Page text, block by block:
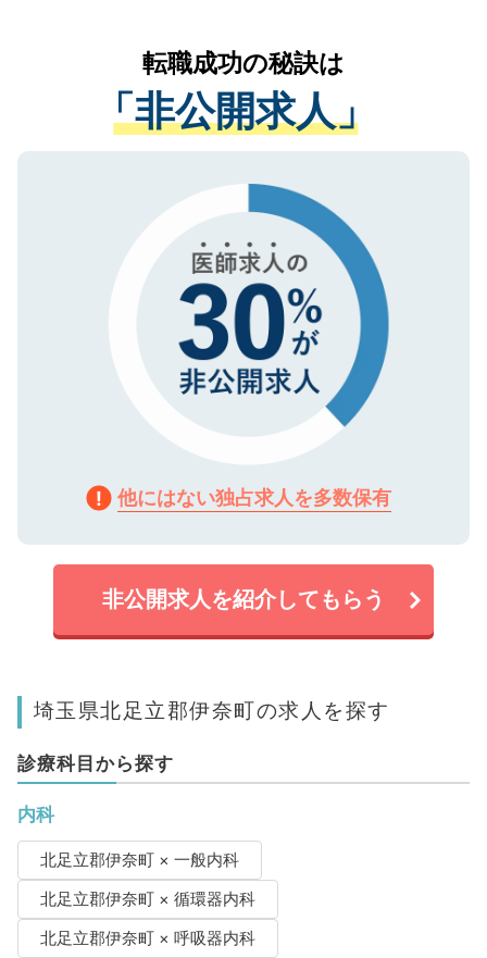
は、個人情報の取り扱いについての厳密な
管理基準を満たした事業者のみに付与され
る、プライバシーマークを取得済みです。
で、機密保持に関してもご安心ください。
かがいして、現在の医療機関の状況や紹介
経験をまじえながら、適切なアドバイスを
させていただきます。すぐにご転職をされ
ない方には、長期的なサポートが可能です
ので、まずはご登録ください。
転職成功の秘訣は
「非公開求人」
他にはない独占求人を多数保有
非公開求人を紹介してもらう
埼玉県北足立郡伊奈町の求人を探す
診療科目から探す
内科
北足立郡伊奈町 × 一般内科
北足立郡伊奈町 × 循環器内科
北足立郡伊奈町 × 呼吸器内科